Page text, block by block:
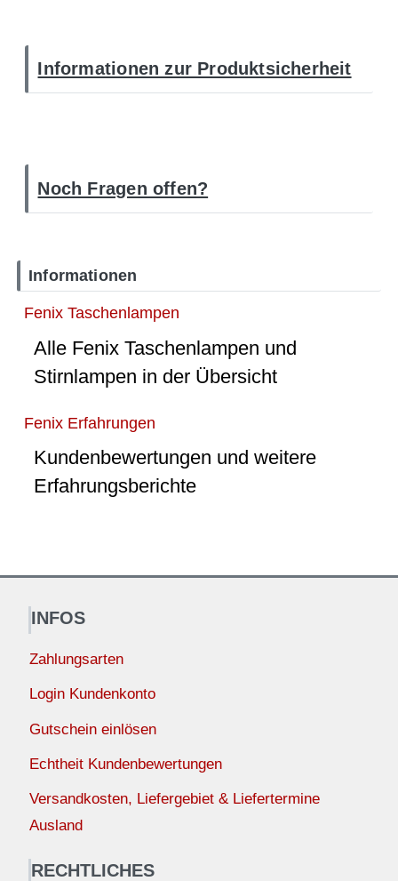
Informationen zur Produktsicherheit
Noch Fragen offen?
Informationen
Fenix Taschenlampen
Alle Fenix Taschenlampen und
Stirnlampen in der Übersicht
Fenix Erfahrungen
Kundenbewertungen und weitere
Erfahrungsberichte
INFOS
Zahlungsarten
Login Kundenkonto
Gutschein einlösen
Echtheit Kundenbewertungen
Versandkosten, Liefergebiet & Liefertermine
Ausland
RECHTLICHES